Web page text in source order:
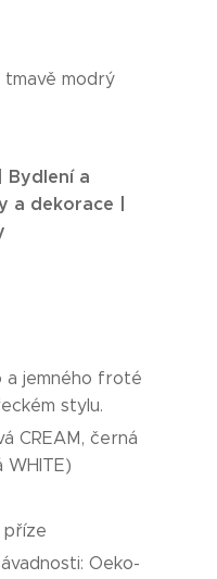
modrý
Bydlení a
dekorace |
a jemného froté
stylu.
CREAM, černá
WHITE)
příze
Oeko-